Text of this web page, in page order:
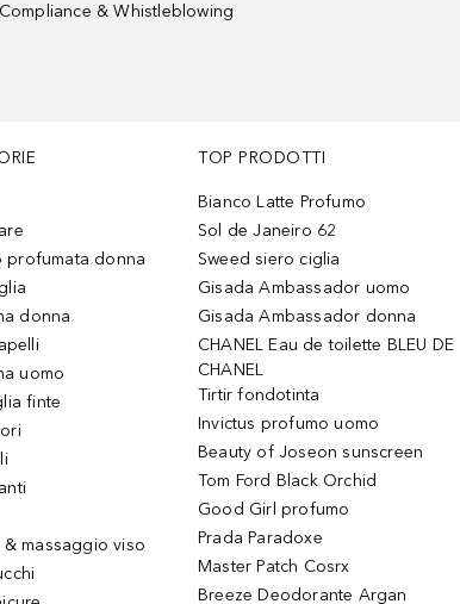
Compliance & Whistleblowing
profumata donna
donna
uomo
finte
massaggio viso
TOP PRODOTTI
Bianco Latte Profumo
Sol de Janeiro 62
Sweed siero ciglia
Gisada Ambassador uomo
Gisada Ambassador donna
CHANEL Eau de toilette BLEU DE
CHANEL
Tirtir fondotinta
Invictus profumo uomo
Beauty of Joseon sunscreen
Tom Ford Black Orchid
Good Girl profumo
Prada Paradoxe
Master Patch Cosrx
Breeze Deodorante Argan